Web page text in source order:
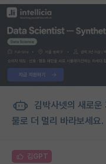
김박사넷의 새로
물로 더 멀리 바라보세요.
김GPT